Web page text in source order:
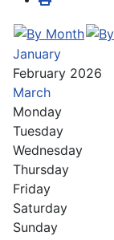
January
February 2026
March
Monday
Tuesday
Wednesday
Thursday
Friday
Saturday
Sunday